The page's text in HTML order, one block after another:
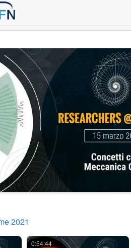
2021
0:54:44